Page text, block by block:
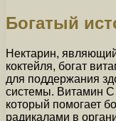
Богатый
Нектарин,
коктейля, богат
для поддержания
системы. Витамин
который помогает
радикалами в